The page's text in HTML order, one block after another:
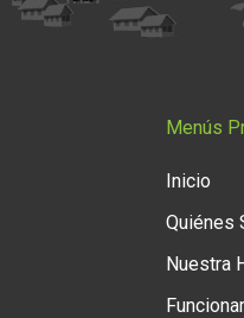
Menús
Inicio
Quiénes
Nuestra